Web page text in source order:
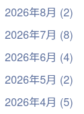
2026年8月 (2)
2026年7月 (8)
2026年6月 (4)
2026年5月 (2)
2026年4月 (5)